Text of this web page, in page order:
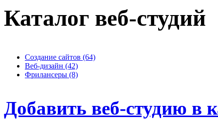
Каталог веб-студий
Создание сайтов (64)
Веб-дизайн (42)
Фрилансеры (8)
Добавить веб-студию в